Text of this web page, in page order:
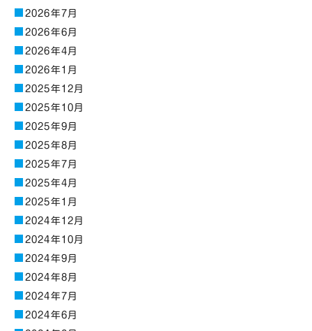
2026年7月
2026年6月
2026年4月
2026年1月
2025年12月
2025年10月
2025年9月
2025年8月
2025年7月
2025年4月
2025年1月
2024年12月
2024年10月
2024年9月
2024年8月
2024年7月
2024年6月